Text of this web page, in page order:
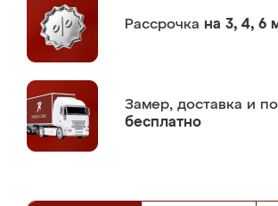
Рассрочка на 3, 4, 6
Замер, доставка и
бесплатно